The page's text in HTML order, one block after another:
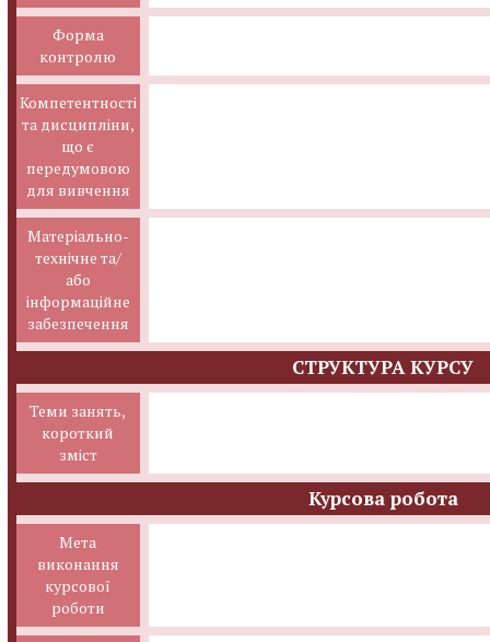
Форма
контролю
Компетентності
та дисципліни,
що є
передумовою
для вивчення
Матеріально-
технічне та/
або
інформаційне
забезпечення
СТРУКТУРА КУРСУ
Теми занять,
короткий
зміст
Курсова робота
Мета
виконання
курсової
роботи